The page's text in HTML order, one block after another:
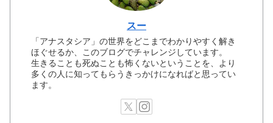
スー
「アナスタシア」の世界をどこまでわかりやすく解き
ほぐせるか、このブログでチャレンジしています。
生きることも死ぬことも怖くないということを、より
多くの人に知ってもらうきっかけになればと思ってい
ます。